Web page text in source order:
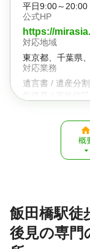
概
飯田橋駅徒
後見の専門
平日9:00～20:00
公式HP
https://
対応地域
東京都、千葉県
対応業務
遺言書 / 遺産分
年後見 / 家族信
電話相談可 / 訪
回相談無料 / 18
東京司法書士会
その他取り扱い
親亡き後対策、